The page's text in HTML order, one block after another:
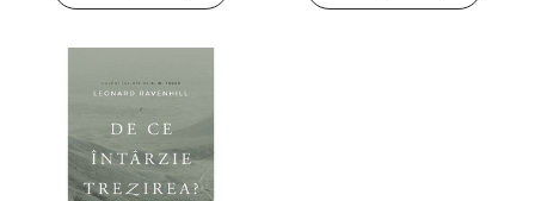
Inima Omului